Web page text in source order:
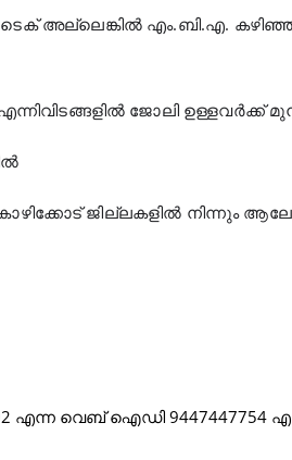
അല്ലെങ്കിൽ എം.ബി.എ.
ജോലി
ജില്ലകളിൽ നിന്നും
എന്ന വെബ് ഐഡി 9447447754